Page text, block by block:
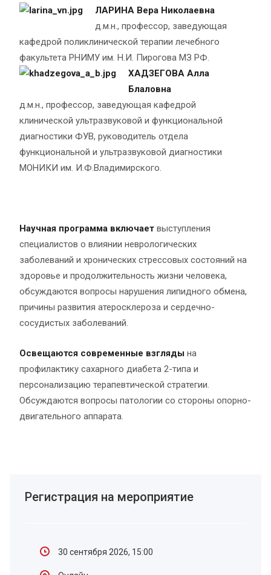
ЛАРИНА Вера Николаевна
д.м.н., профессор, заведующая
кафедрой поликлинической терапии лечебного
факультета РНИМУ им. Н.И. Пирогова МЗ РФ.
ХАДЗЕГОВА Алла
Блаловна
д.м.н., профессор, заведующая кафедрой
клинической ультразвуковой и функциональной
диагностики ФУВ, руководитель отдела
функциональной и ультразвуковой диагностики
МОНИКИ им. И.Ф.Владимирского.
Научная программа включает выступления
специалистов о влиянии неврологических
заболеваний и хронических стрессовых состояний на
здоровье и продолжительность жизни человека,
обсуждаются вопросы нарушения липидного обмена,
причины развития атеросклероза и сердечно-
сосудистых заболеваний.
Освещаются современные взгляды на
профилактику сахарного диабета 2-типа и
персонализацию терапевтической стратегии.
Обсуждаются вопросы патологии со стороны опорно-
двигательного аппарата.
Регистрация на мероприятие
30 сентября 2026, 15:00